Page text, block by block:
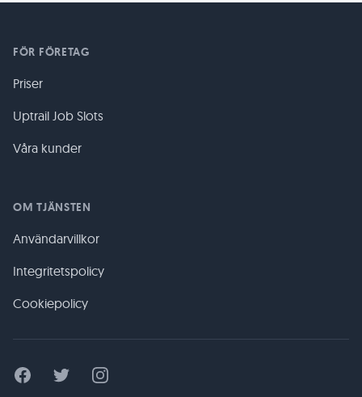
FÖR FÖRETAG
Priser
Uptrail Job Slots
Våra kunder
OM TJÄNSTEN
Användarvillkor
Integritetspolicy
Cookiepolicy
FacebookTwitter Instagram